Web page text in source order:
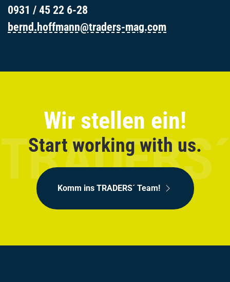
0931 / 45 22 6-28
bernd.hoffmann@traders-mag.com
Wir stellen ein!
Start working with us.
Komm ins TRADERS´ Team!